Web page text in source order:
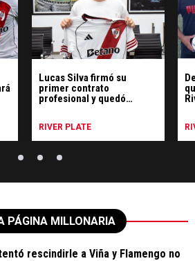
Lucas Silva firmó su
primer contrato
profesional y quedó
RIVER PLATE
PÁGINA MILLONARIA
rescindirle a Viña y Flamengo no